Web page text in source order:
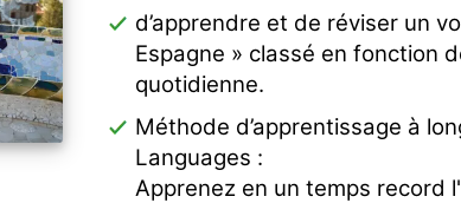
d’apprendre et de réviser un
Espagne » classé en fonction
quotidienne.
Méthode d’apprentissage à
Languages :
Apprenez en un temps record